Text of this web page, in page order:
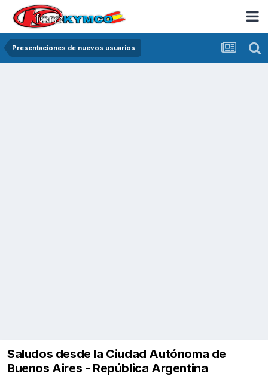
Presentaciones de nuevos usuarios
Saludos desde la Ciudad Autónoma de
Buenos Aires - República Argentina